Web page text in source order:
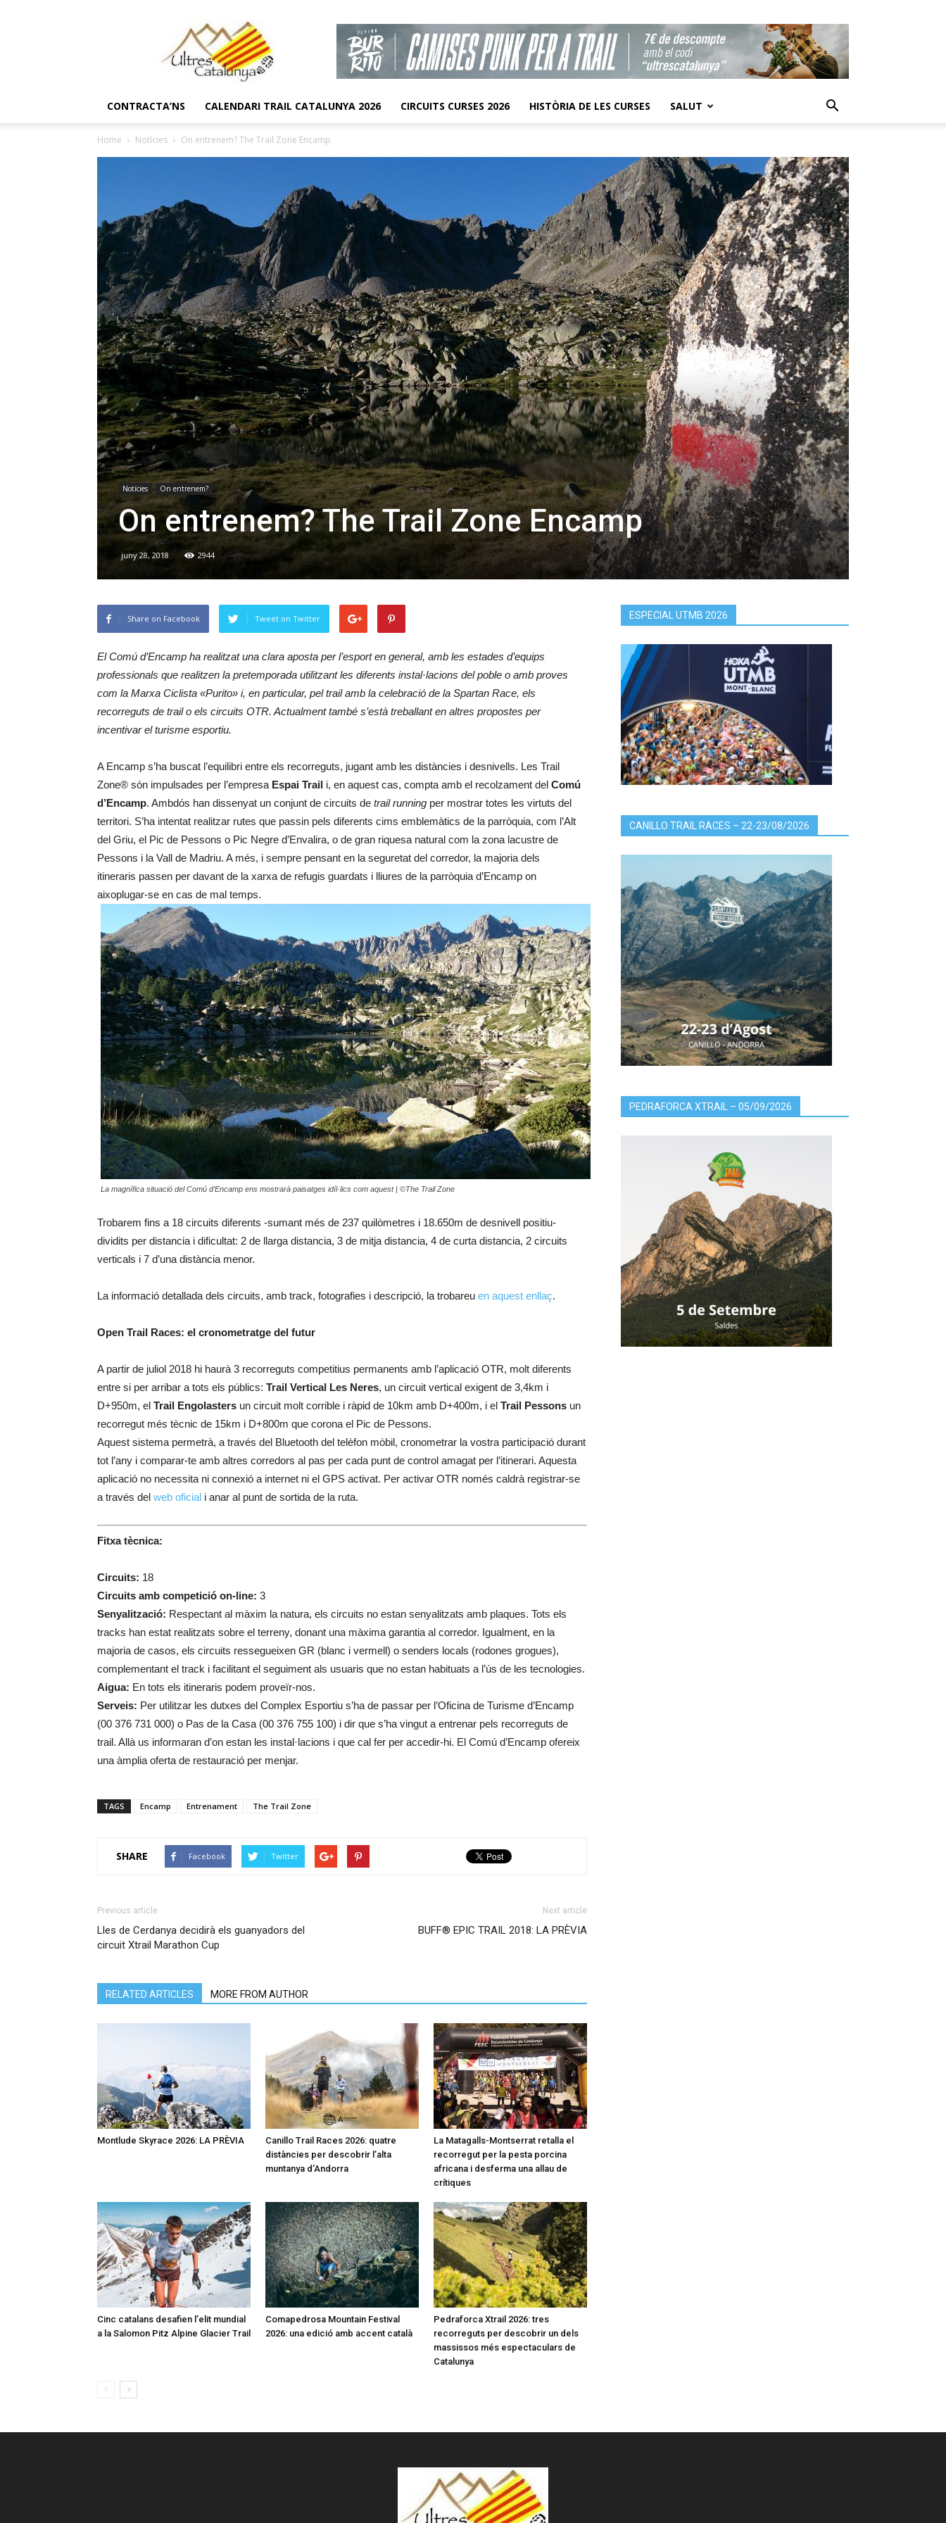
CONTRACTA’NS CALENDARI TRAIL CATALUNYA 2026 CIRCUITS CURSES 2026 HISTÒRIA DE LES CURSES SALUT
Home Notícies On entrenem? The Trail Zone Encamp
Notícies On entrenem?
On entrenem? The Trail Zone Encamp
juny 28, 2018 2944
Share on Facebook Tweet on Twitter
El Comú d’Encamp ha realitzat una clara aposta per l’esport en general, amb les estades d’equips
professionals que realitzen la pretemporada utilitzant les diferents instal·lacions del poble o amb proves
com la Marxa Ciclista «Purito» i, en particular, pel trail amb la celebració de la Spartan Race, els
recorreguts de trail o els circuits OTR. Actualment també s’està treballant en altres propostes per
incentivar el turisme esportiu.
A Encamp s’ha buscat l’equilibri entre els recorreguts, jugant amb les distàncies i desnivells. Les Trail
Zone® són impulsades per l’empresa Espai Trail i, en aquest cas, compta amb el recolzament del Comú
d’Encamp. Ambdós han dissenyat un conjunt de circuits de trail running per mostrar totes les virtuts del
territori. S’ha intentat realitzar rutes que passin pels diferents cims emblemàtics de la parròquia, com l’Alt
del Griu, el Pic de Pessons o Pic Negre d’Envalira, o de gran riquesa natural com la zona lacustre de
Pessons i la Vall de Madriu. A més, i sempre pensant en la seguretat del corredor, la majoria dels
itineraris passen per davant de la xarxa de refugis guardats i lliures de la parròquia d’Encamp on
aixoplugar-se en cas de mal temps.
La magnífica situació del Comú d’Encamp ens mostrarà paisatges idíl·lics com aquest | ©The Trail Zone
Trobarem fins a 18 circuits diferents -sumant més de 237 quilòmetres i 18.650m de desnivell positiu-
dividits per distancia i dificultat: 2 de llarga distancia, 3 de mitja distancia, 4 de curta distancia, 2 circuits
verticals i 7 d’una distància menor.
La informació detallada dels circuits, amb track, fotografies i descripció, la trobareu en aquest enllaç.
Open Trail Races: el cronometratge del futur
A partir de juliol 2018 hi haurà 3 recorreguts competitius permanents amb l’aplicació OTR, molt diferents
entre si per arribar a tots els públics: Trail Vertical Les Neres, un circuit vertical exigent de 3,4km i
D+950m, el Trail Engolasters un circuit molt corrible i ràpid de 10km amb D+400m, i el Trail Pessons un
recorregut més tècnic de 15km i D+800m que corona el Pic de Pessons.
Aquest sistema permetrà, a través del Bluetooth del telèfon mòbil, cronometrar la vostra participació durant
tot l’any i comparar-te amb altres corredors al pas per cada punt de control amagat per l’itinerari. Aquesta
aplicació no necessita ni connexió a internet ni el GPS activat. Per activar OTR només caldrà registrar-se
a través del web oficial i anar al punt de sortida de la ruta.
Fitxa tècnica:
Circuits: 18
Circuits amb competició on-line: 3
Senyalització: Respectant al màxim la natura, els circuits no estan senyalitzats amb plaques. Tots els
tracks han estat realitzats sobre el terreny, donant una màxima garantia al corredor. Igualment, en la
majoria de casos, els circuits ressegueixen GR (blanc i vermell) o senders locals (rodones grogues),
complementant el track i facilitant el seguiment als usuaris que no estan habituats a l’ús de les tecnologies.
Aigua: En tots els itineraris podem proveïr-nos.
Serveis: Per utilitzar les dutxes del Complex Esportiu s’ha de passar per l’Oficina de Turisme d’Encamp
(00 376 731 000) o Pas de la Casa (00 376 755 100) i dir que s’ha vingut a entrenar pels recorreguts de
trail. Allà us informaran d’on estan les instal·lacions i que cal fer per accedir-hi. El Comú d’Encamp ofereix
una àmplia oferta de restauració per menjar.
TAGS Encamp Entrenament The Trail Zone
SHARE Facebook Twitter
Previous article
Lles de Cerdanya decidirà els guanyadors del
circuit Xtrail Marathon Cup
Next article
BUFF® EPIC TRAIL 2018: LA PRÈVIA
RELATED ARTICLES MORE FROM AUTHOR
Montlude Skyrace 2026: LA PRÈVIA
Canillo Trail Races 2026: quatre
distàncies per descobrir l’alta
muntanya d’Andorra
La Matagalls-Montserrat retalla el
recorregut per la pesta porcina
africana i desferma una allau de
crítiques
Cinc catalans desafien l’elit mundial
a la Salomon Pitz Alpine Glacier Trail
Comapedrosa Mountain Festival
2026: una edició amb accent català
Pedraforca Xtrail 2026: tres
recorreguts per descobrir un dels
massissos més espectaculars de
Catalunya
ESPECIAL UTMB 2026
CANILLO TRAIL RACES – 22-23/08/2026
PEDRAFORCA XTRAIL – 05/09/2026